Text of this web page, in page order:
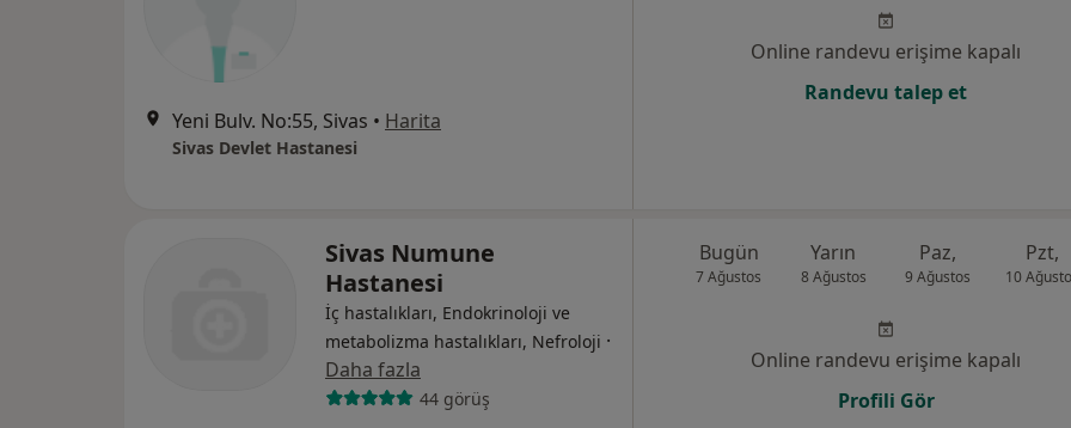
Yeni Bulv. No:55, Sivas • Harita
Sivas Devlet Hastanesi
Online randevu erişime kapalı
Randevu talep et
Sivas Numune
Hastanesi
İç hastalıkları, Endokrinoloji ve
metabolizma hastalıkları, Nefroloji ·
Daha fazla
44 görüş
Bugün
7 Ağustos
Yarın
8 Ağustos
Paz,
9 Ağustos
Pzt,
10
Online randevu erişime kapalı
Profili Gör